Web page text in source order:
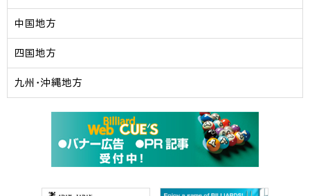
中国地方
四国地方
九州・沖縄地方